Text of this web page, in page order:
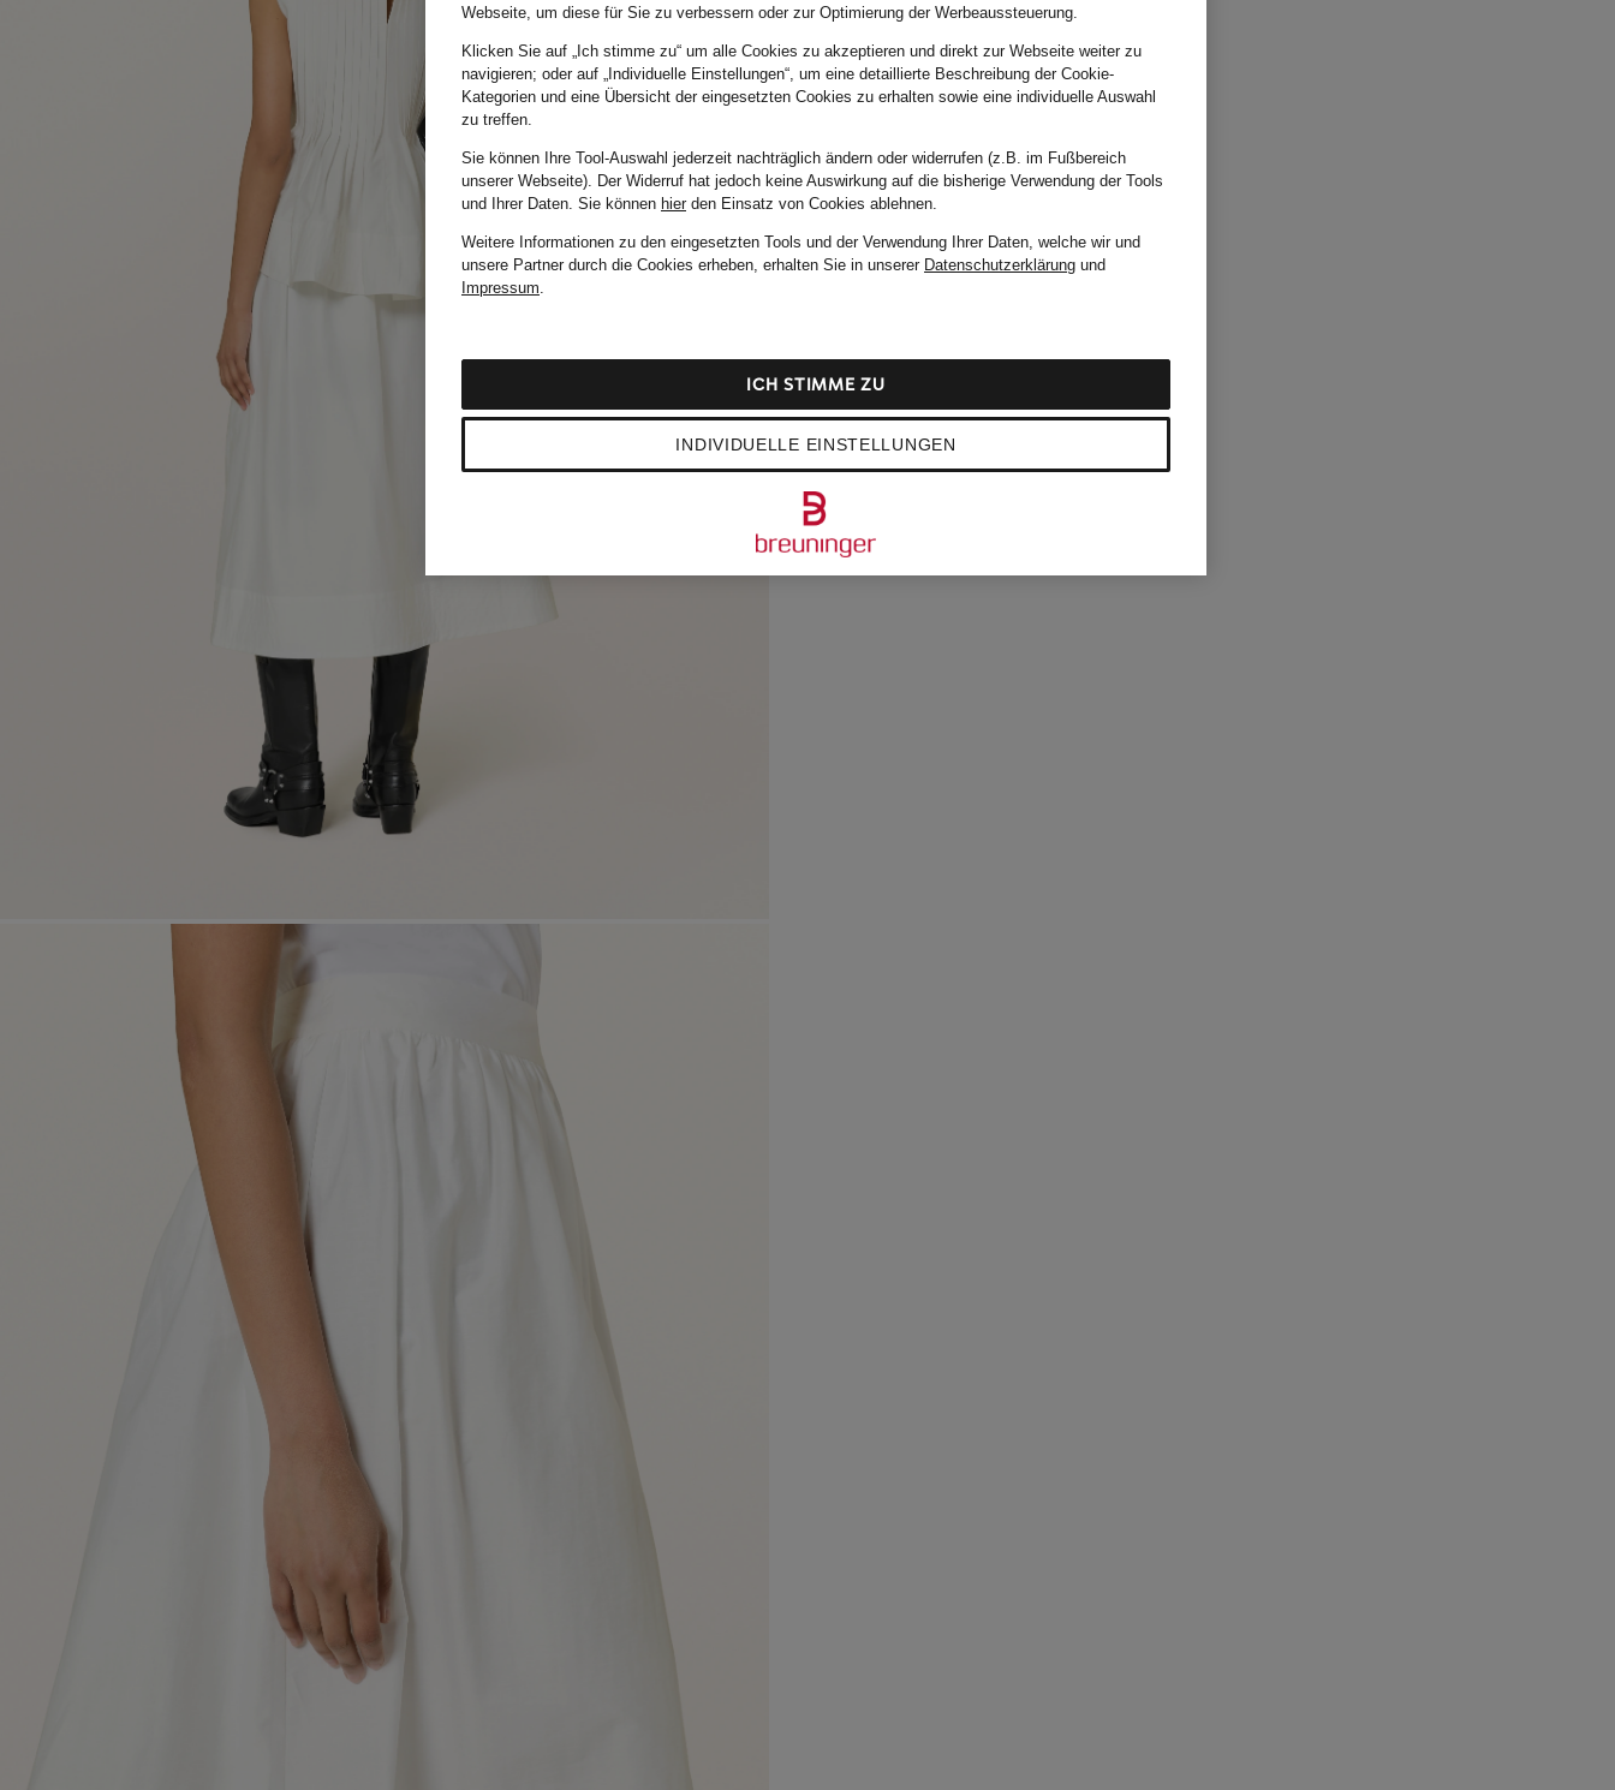
Webseite, um diese für Sie zu verbessern oder zur Optimierung der Werbeaussteuerung.
Klicken Sie auf „Ich stimme zu“ um alle Cookies zu akzeptieren und direkt zur Webseite weiter zu
navigieren; oder auf „Individuelle Einstellungen“, um eine detaillierte Beschreibung der Cookie-
Kategorien und eine Übersicht der eingesetzten Cookies zu erhalten sowie eine individuelle Auswahl
zu treffen.
Sie können Ihre Tool-Auswahl jederzeit nachträglich ändern oder widerrufen (z.B. im Fußbereich
unserer Webseite). Der Widerruf hat jedoch keine Auswirkung auf die bisherige Verwendung der Tools
und Ihrer Daten. Sie können hierden Einsatz von Cookies ablehnen.
Weitere Informationen zu den eingesetzten Tools und der Verwendung Ihrer Daten, welche wir und
unsere Partner durch die Cookies erheben, erhalten Sie in unserer Datenschutzerklärung und
Impressum.
INDIVIDUELLE EINSTELLUNGEN
ICH STIMME ZU